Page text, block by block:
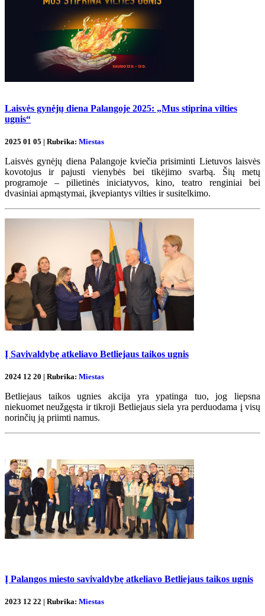
Laisvės gynėjų diena Palangoje 2025: „Mus stiprina vilties
ugnis“
2025 01 05 | Rubrika: Miestas
Laisvės gynėjų diena Palangoje kviečia prisiminti Lietuvos laisvės
kovotojus ir pajusti vienybės bei tikėjimo svarbą. Šių metų
programoje – pilietinės iniciatyvos, kino, teatro renginiai bei
dvasiniai apmąstymai, įkvepiantys vilties ir susitelkimo.
Į Savivaldybę atkeliavo Betliejaus taikos ugnis
2024 12 20 | Rubrika: Miestas
Betliejaus taikos ugnies akcija yra ypatinga tuo, jog liepsna
niekuomet neužgęsta ir tikroji Betliejaus siela yra perduodama į visų
norinčių ją priimti namus.
Į Palangos miesto savivaldybę atkeliavo Betliejaus taikos ugnis
2023 12 22 | Rubrika: Miestas